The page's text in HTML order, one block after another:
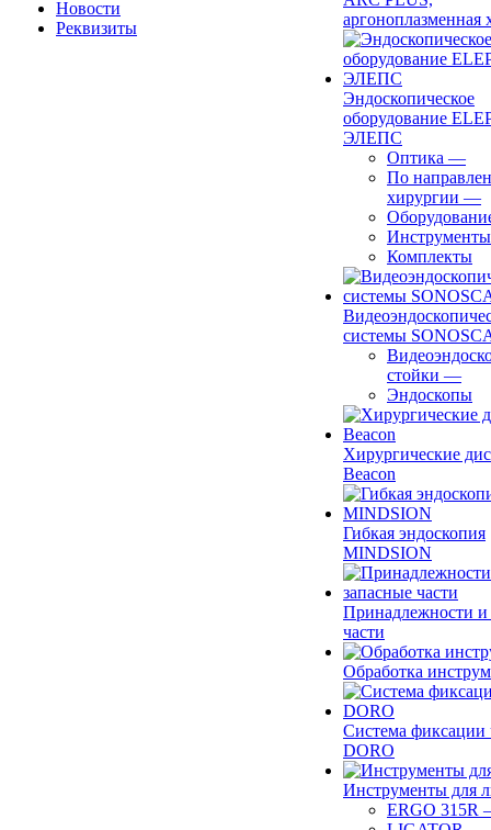
Новости
Реквизиты
аргоноплазменная
Эндоскопическое
оборудование
ЭЛЕПС
Оптика —
По
хирургии —
Инструменты
Комплекты
системы
стойки —
Эндоскопы
Хирургические
Beacon
Гибкая эндоскопия
MINDSION
Принадлежности и
части
Обработка
Система фиксации
DORO
Инструменты для
ERGO 315R